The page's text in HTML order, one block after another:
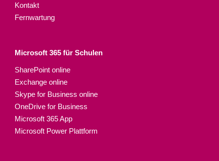
Kontakt
Fernwartung
Microsoft 365 für Schulen​
SharePoint online
Exchange online
Skype for Business online
OneDrive for Business
Microsoft 365 App
Microsoft Power Plattform